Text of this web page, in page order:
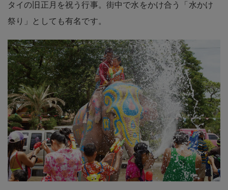
タイの旧正月を祝う行事。街中で水をかけ合う「水かけ
祭り」としても有名です。